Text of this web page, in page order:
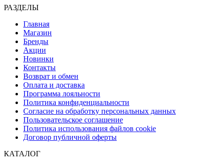
РАЗДЕЛЫ
Главная
Магазин
Бренды
Акции
Новинки
Контакты
Возврат и обмен
Оплата и доставка
Программа лояльности
Политика конфиденциальности
Согласие на обработку персональных данных
Пользовательское соглашение
Политика использования файлов cookie
Договор публичной оферты
КАТАЛОГ